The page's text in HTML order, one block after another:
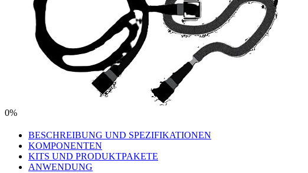
0%
BESCHREIBUNG UND SPEZIFIKATIONEN
KOMPONENTEN
KITS UND PRODUKTPAKETE
ANWENDUNG